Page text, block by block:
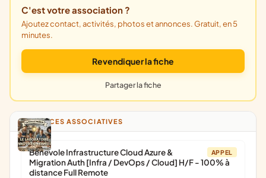
C'est votre association ?
Ajoutez contact, activités, photos et annonces. Gratuit, en 5
minutes.
Revendiquer la fiche
Partager la fiche
ANNONCES ASSOCIATIVES
APPEL
Bénévole Infrastructure Cloud Azure &
Migration Auth [Infra / DevOps / Cloud] H/F - 100% à
distance Full Remote